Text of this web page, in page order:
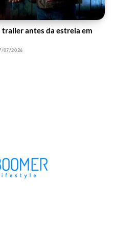
antes da estreia em
07/2026